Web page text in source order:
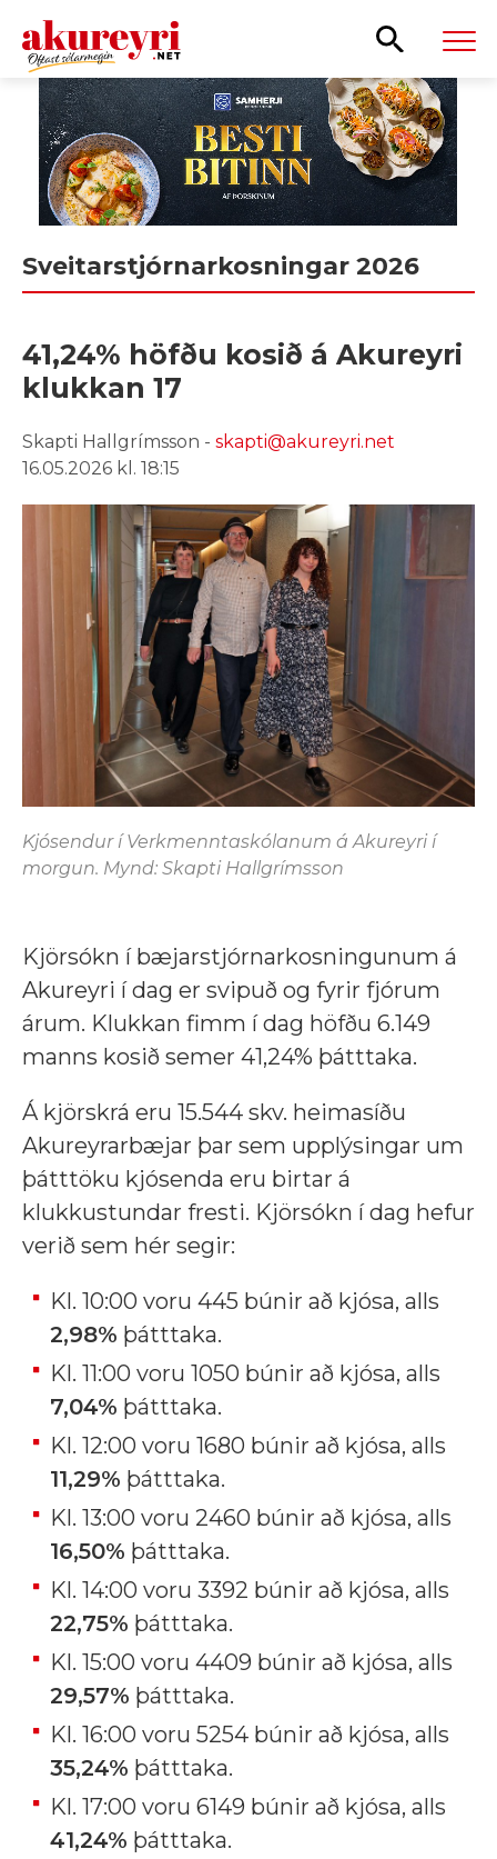
Leita
Sveitarstjórnarkosningar 2026
41,24% höfðu kosið á Akureyri
klukkan 17
Skapti Hallgrímsson - skapti@akureyri.net
16.05.2026 kl. 18:15
Kjósendur í Verkmenntaskólanum á Akureyri í
morgun. Mynd: Skapti Hallgrímsson
Kjörsókn í bæjarstjórnarkosningunum á
Akureyri í dag er svipuð og fyrir fjórum
árum. Klukkan fimm í dag höfðu 6.149
manns kosið semer 41,24% þátttaka.
Á kjörskrá eru 15.544 skv. heimasíðu
Akureyrarbæjar þar sem upplýsingar um
þátttöku kjósenda eru birtar á
klukkustundar fresti. Kjörsókn í dag hefur
verið sem hér segir:
Kl. 10:00 voru 445 búnir að kjósa, alls
2,98% þátttaka.
Kl. 11:00 voru 1050 búnir að kjósa, alls
7,04% þátttaka.
Kl. 12:00 voru 1680 búnir að kjósa, alls
11,29% þátttaka.
Kl. 13:00 voru 2460 búnir að kjósa, alls
16,50% þátttaka.
Kl. 14:00 voru 3392 búnir að kjósa, alls
22,75% þátttaka.
Kl. 15:00 voru 4409 búnir að kjósa, alls
29,57% þátttaka.
Kl. 16:00 voru 5254 búnir að kjósa, alls
35,24% þátttaka.
Kl. 17:00 voru 6149 búnir að kjósa, alls
41,24% þátttaka.